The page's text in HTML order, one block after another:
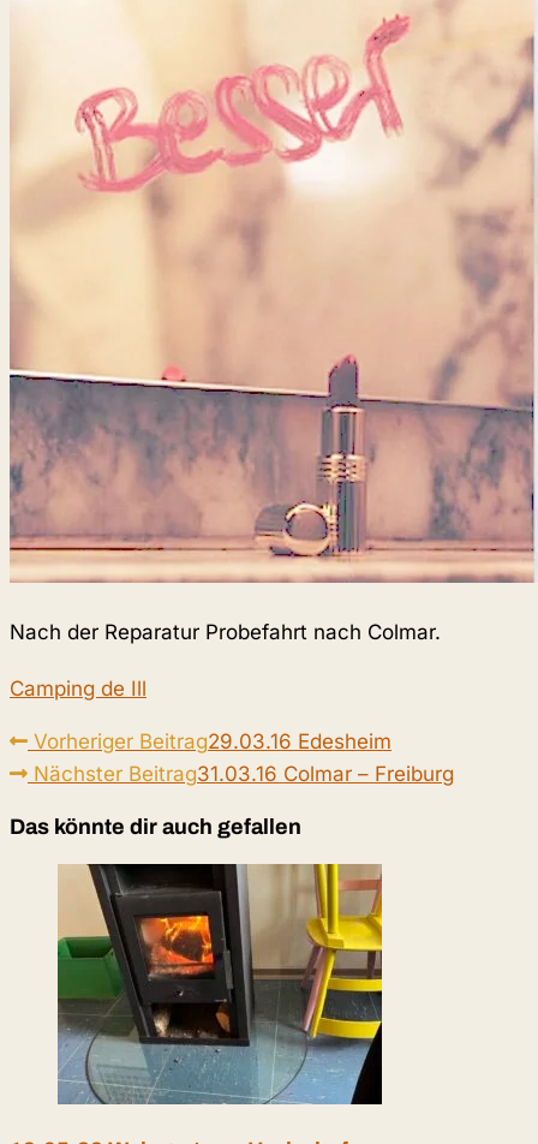
Nach der Reparatur Probefahrt nach Colmar.
Camping de Ill
Weitere
Artikel
Vorheriger Beitrag29.03.16 Edesheim
Nächster Beitrag31.03.16 Colmar – Freiburg
Das könnte dir auch gefallen